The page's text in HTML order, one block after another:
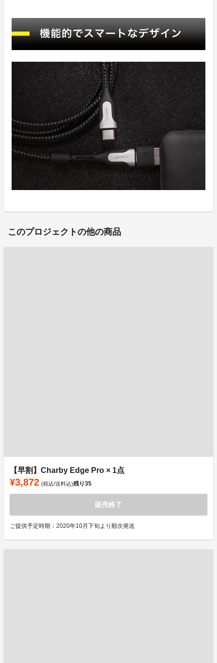
このプロジェクトの他の商品
【早割】Charby Edge Pro × 1点
¥3,872 (税込/送料込)残り35
販売終了
ご提供予定時期：2020年10月下旬より順次発送